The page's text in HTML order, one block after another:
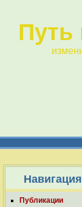
Путь
Навигация
Публикации